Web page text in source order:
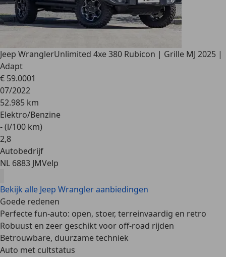
Jeep WranglerUnlimited 4xe 380 Rubicon | Grille MJ 2025 |
Adapt
€ 59.0001
07/2022
52.985 km
Elektro/Benzine
- (l/100 km)
2,8
Autobedrijf
NL 6883 JMVelp
Bekijk alle Jeep Wrangler aanbiedingen
Goede redenen
Perfecte fun-auto: open, stoer, terreinvaardig en retro
Robuust en zeer geschikt voor off-road rijden
Betrouwbare, duurzame techniek
Auto met cultstatus